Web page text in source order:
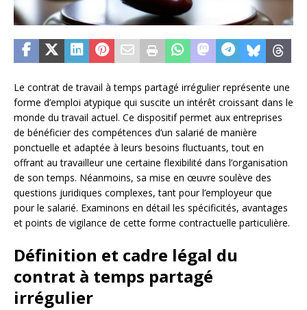
Le contrat de travail à temps partagé irrégulier représente une
forme d’emploi atypique qui suscite un intérêt croissant dans le
monde du travail actuel. Ce dispositif permet aux entreprises
de bénéficier des compétences d’un salarié de manière
ponctuelle et adaptée à leurs besoins fluctuants, tout en
offrant au travailleur une certaine flexibilité dans l’organisation
de son temps. Néanmoins, sa mise en œuvre soulève des
questions juridiques complexes, tant pour l’employeur que
pour le salarié. Examinons en détail les spécificités, avantages
et points de vigilance de cette forme contractuelle particulière.
Définition et cadre légal du
contrat à temps partagé
irrégulier